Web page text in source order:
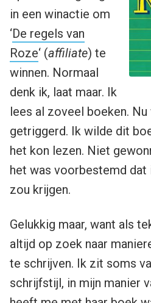
in een winactie om
‘De regels van
Roze‘ (affiliate) te
winnen. Normaal
denk ik, laat maar. Ik
lees al zoveel boeken.
getriggerd. Ik wilde dit
het kon lezen. Niet
het was voorbestemd dat
zou krijgen.
Gelukkig maar, want als
altijd op zoek naar
te schrijven. Ik zit soms
schrijfstijl, in mijn manier